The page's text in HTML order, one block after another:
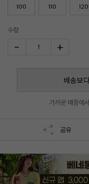
100 110 120
수량
- 1 +
배송보
가까운 매장에
공유